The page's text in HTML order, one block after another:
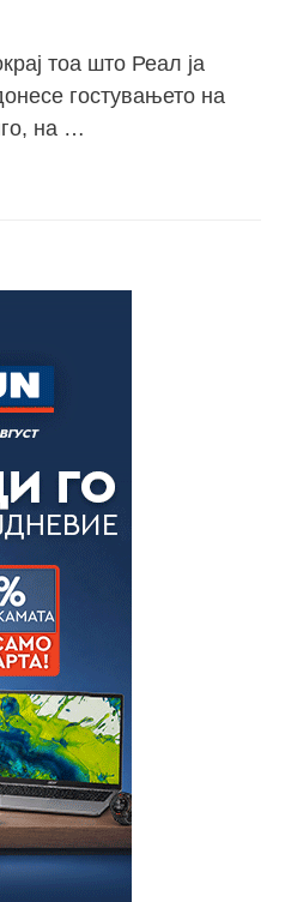
тоа што Реал ја
гостувањето на
на …